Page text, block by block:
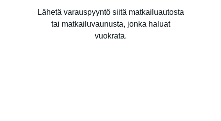
Lähetä varauspyyntö siitä matkailuautosta
tai matkailuvaunusta, jonka haluat
vuokrata.